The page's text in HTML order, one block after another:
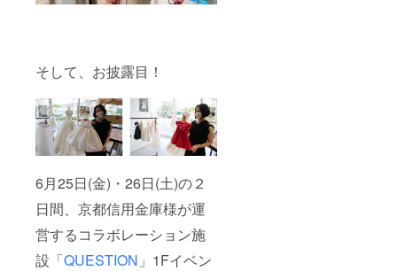
そして、お披露目！
6月25日(金)・26日(土)の２
日間、京都信用金庫様が運
営するコラボレーション施
設「QUESTION 」1Fイベン